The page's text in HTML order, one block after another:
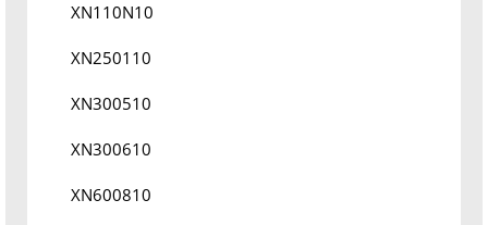
XN110N10
XN250110
XN300510
XN300610
XN600810